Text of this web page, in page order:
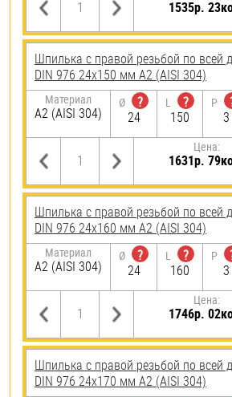
1535р.
Шпилька с правой резьбой по всей
DIN 976 24х150 мм А2 (AISI 304)
Материал
А2 (AISI 304)
Ø
?
24
L
?
150
P
3
Цена:
1631р.
Шпилька с правой резьбой по всей
DIN 976 24х160 мм А2 (AISI 304)
Материал
А2 (AISI 304)
Ø
?
24
L
?
160
P
3
Цена:
1746р.
Шпилька с правой резьбой по всей
DIN 976 24х170 мм А2 (AISI 304)